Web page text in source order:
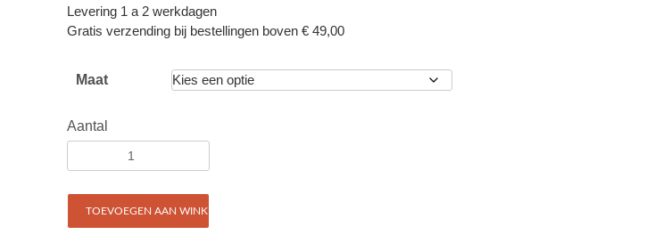
Levering 1 a 2 werkdagen
Gratis verzending bij bestellingen boven € 49,00
Maat
Aantal
TOEVOEGEN AAN WINKELWAGEN